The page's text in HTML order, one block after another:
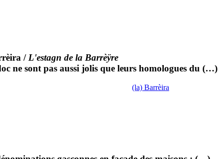
/ L'estagn de la Barrèÿre
ne sont pas aussi jolis que leurs homologues du (…)
(la) Barrèira